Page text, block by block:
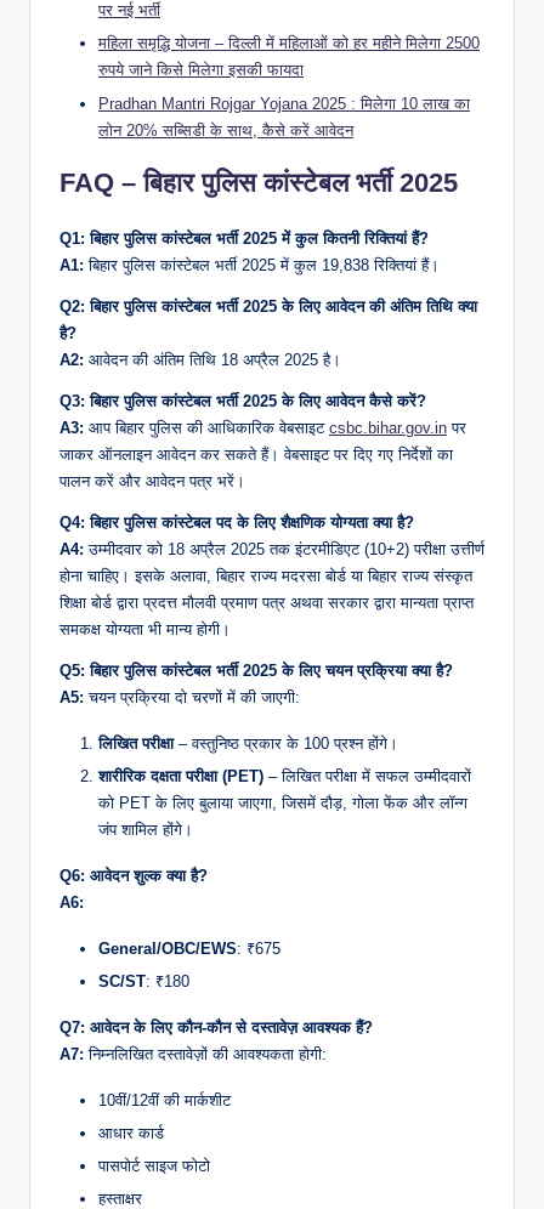
पर नई भर्ती
महिला समृद्धि योजना – दिल्ली में महिलाओं को हर महीने मिलेगा 2500
रुपये जाने किसे मिलेगा इसकी फायदा
Pradhan Mantri Rojgar Yojana 2025 : मिलेगा 10 लाख का
लोन 20% सब्सिडी के साथ, कैसे करें आवेदन
FAQ – बिहार पुलिस कांस्टेबल भर्ती 2025
Q1: बिहार पुलिस कांस्टेबल भर्ती 2025 में कुल कितनी रिक्तियां हैं?
A1: बिहार पुलिस कांस्टेबल भर्ती 2025 में कुल 19,838 रिक्तियां हैं।
Q2: बिहार पुलिस कांस्टेबल भर्ती 2025 के लिए आवेदन की अंतिम तिथि क्या
है?
A2: आवेदन की अंतिम तिथि 18 अप्रैल 2025 है।
Q3: बिहार पुलिस कांस्टेबल भर्ती 2025 के लिए आवेदन कैसे करें?
A3: आप बिहार पुलिस की आधिकारिक वेबसाइट csbc.bihar.gov.in पर
जाकर ऑनलाइन आवेदन कर सकते हैं। वेबसाइट पर दिए गए निर्देशों का
पालन करें और आवेदन पत्र भरें।
Q4: बिहार पुलिस कांस्टेबल पद के लिए शैक्षणिक योग्यता क्या है?
A4: उम्मीदवार को 18 अप्रैल 2025 तक इंटरमीडिएट (10+2) परीक्षा उत्तीर्ण
होना चाहिए। इसके अलावा, बिहार राज्य मदरसा बोर्ड या बिहार राज्य संस्कृत
शिक्षा बोर्ड द्वारा प्रदत्त मौलवी प्रमाण पत्र अथवा सरकार द्वारा मान्यता प्राप्त
समकक्ष योग्यता भी मान्य होगी।
Q5: बिहार पुलिस कांस्टेबल भर्ती 2025 के लिए चयन प्रक्रिया क्या है?
A5: चयन प्रक्रिया दो चरणों में की जाएगी:
लिखित परीक्षा– वस्तुनिष्ठ प्रकार के 100 प्रश्न होंगे।
शारीरिक दक्षता परीक्षा (PET) – लिखित परीक्षा में सफल उम्मीदवारों
को PET के लिए बुलाया जाएगा, जिसमें दौड़, गोला फेंक और लॉन्ग
जंप शामिल होंगे।
Q6: आवेदन शुल्क क्या है?
A6:
General/OBC/EWS: ₹675
SC/ST: ₹180
Q7: आवेदन के लिए कौन-कौन से दस्तावेज़ आवश्यक हैं?
A7: निम्नलिखित दस्तावेज़ों की आवश्यकता होगी:
10वीं/12वीं की मार्कशीट
आधार कार्ड
पासपोर्ट साइज फोटो
हस्ताक्षर